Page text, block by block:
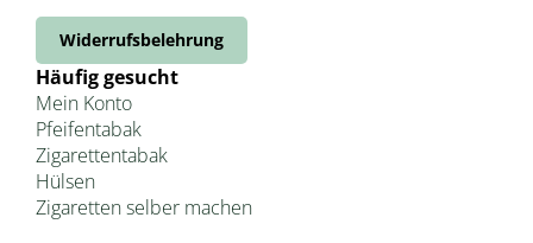
Widerrufsbelehrung
Häufig gesucht
Mein Konto
Pfeifentabak
Zigarettentabak
Hülsen
Zigaretten selber machen